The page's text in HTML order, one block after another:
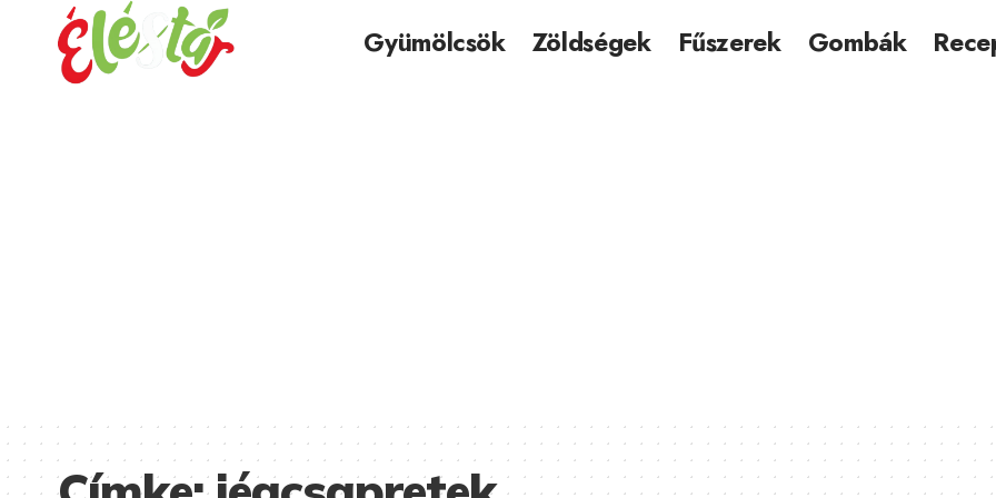
Gyümölcsök Zöldségek Fűszerek Gombák